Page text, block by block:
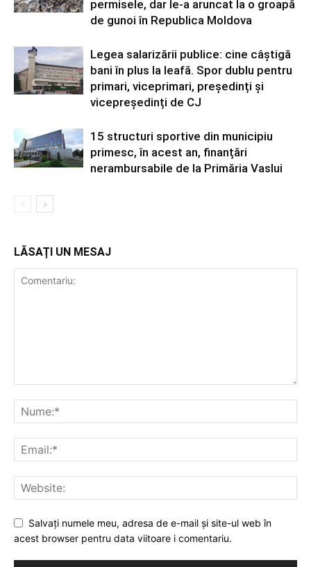
permisele, dar le-a aruncat la o groapă
de gunoi în Republica Moldova
Legea salarizării publice: cine câștigă
bani în plus la leafă. Spor dublu pentru
primari, viceprimari, președinți și
vicepreședinți de CJ
15 structuri sportive din municipiu
primesc, în acest an, finanțări
nerambursabile de la Primăria Vaslui
LĂSAȚI UN MESAJ
Salvați numele meu, adresa de e-mail și site-ul web în
acest browser pentru data viitoare i comentariu.